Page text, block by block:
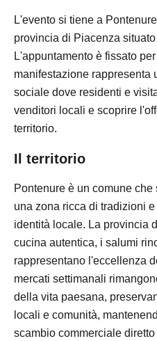
L'evento si tiene a
provincia di Piacenza
L'appuntamento è fissato
manifestazione rappresenta
sociale dove residenti e
venditori locali e scoprire
territorio.
Il territorio
Pontenure è un comune
una zona ricca di tradizioni
identità locale. La provincia
cucina autentica, i salumi
rappresentano l'eccellenza
mercati settimanali
della vita paesana,
locali e comunità,
scambio commerciale